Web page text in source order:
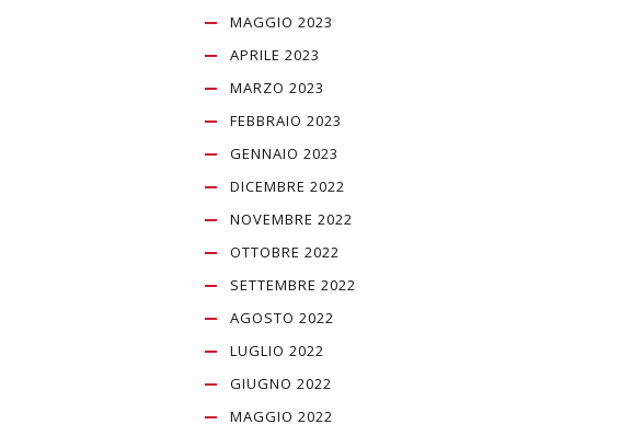
MAGGIO 2023
APRILE 2023
MARZO 2023
FEBBRAIO 2023
GENNAIO 2023
DICEMBRE 2022
NOVEMBRE 2022
OTTOBRE 2022
SETTEMBRE 2022
AGOSTO 2022
LUGLIO 2022
GIUGNO 2022
MAGGIO 2022